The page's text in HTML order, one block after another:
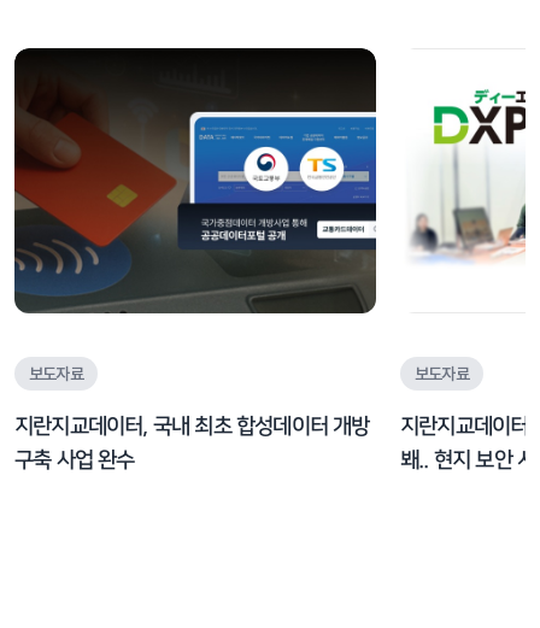
보도자료
지란지교데이터, 국내 최초 합성데이터 개방
구축 사업 완수
보도자료
지란지교데이터
봬.. 현지 보안